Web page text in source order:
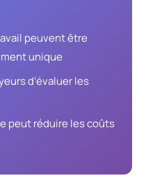
peuvent être
unique
d’évaluer les
peut réduire les coûts